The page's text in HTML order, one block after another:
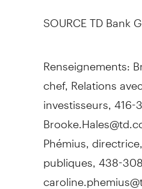
SOURCE TD Bank
Renseignements:
chef, Relations
investisseurs, 416-
Phémius,
publiques, 438-